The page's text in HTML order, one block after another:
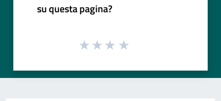
su questa pagina?